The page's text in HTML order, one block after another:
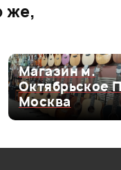
0
0
0
же,
Магазин м.
Октябрьское
Москва